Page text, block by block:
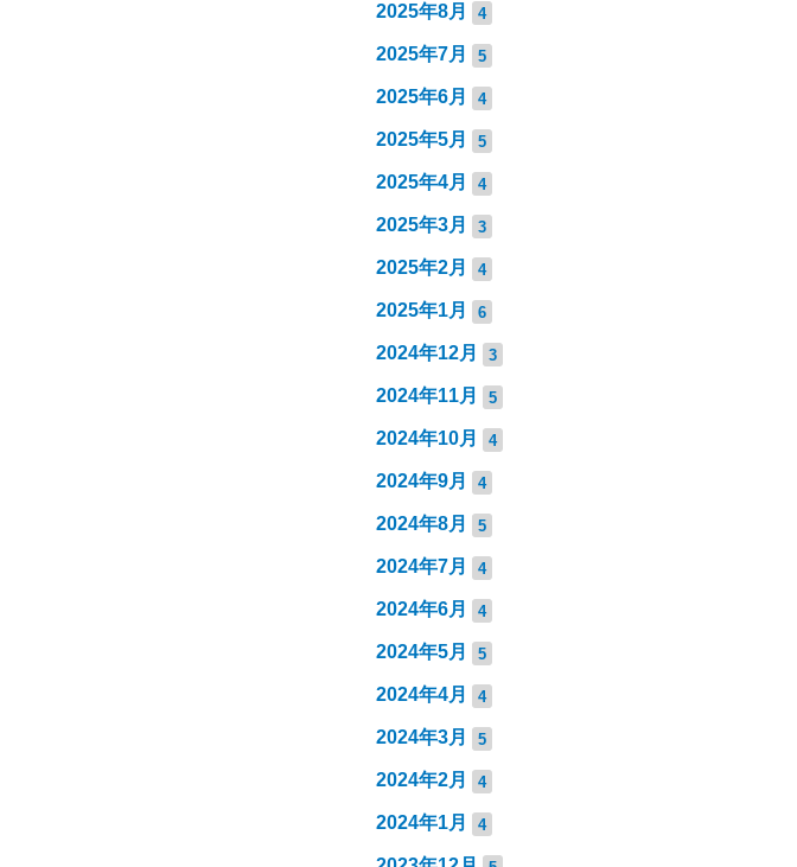
2025年8月 4
2025年7月 5
2025年6月 4
2025年5月 5
2025年4月 4
2025年3月 3
2025年2月 4
2025年1月 6
2024年12月 3
2024年11月 5
2024年10月 4
2024年9月 4
2024年8月 5
2024年7月 4
2024年6月 4
2024年5月 5
2024年4月 4
2024年3月 5
2024年2月 4
2024年1月 4